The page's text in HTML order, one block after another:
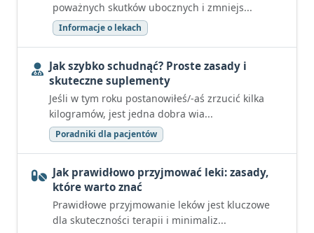
poważnych skutków ubocznych i zmniejs...
Informacje o lekach
Jak szybko schudnąć? Proste zasady i
skuteczne suplementy
Jeśli w tym roku postanowiłeś/-aś zrzucić kilka
kilogramów, jest jedna dobra wia...
Poradniki dla pacjentów
Jak prawidłowo przyjmować leki: zasady,
które warto znać
Prawidłowe przyjmowanie leków jest kluczowe
dla skuteczności terapii i minimaliz...